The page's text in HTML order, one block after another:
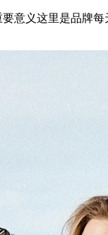
意义这里是品牌